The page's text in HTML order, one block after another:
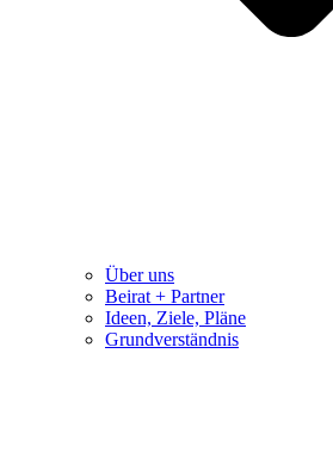
Über uns
Beirat + Partner
Ideen, Ziele, Pläne
Grundverständnis